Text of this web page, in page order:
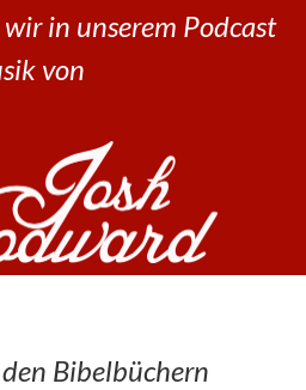
in unserem Podcast
von
Bibelbüchern